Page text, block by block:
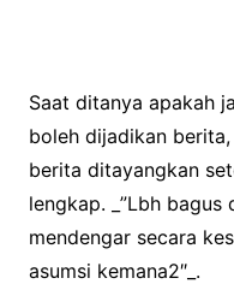
Saat ditanya apakah
boleh dijadikan
berita ditayangkan
lengkap. _”Lbh
mendengar secara
asumsi kemana2″_.